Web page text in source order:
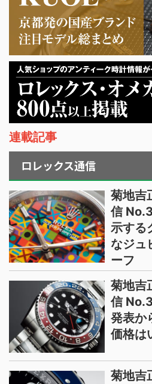
連載記事
ロレックス通信
菊地吉
信
示する
なジュ
ーフ
菊地吉
信
発表か
価格は
菊地吉